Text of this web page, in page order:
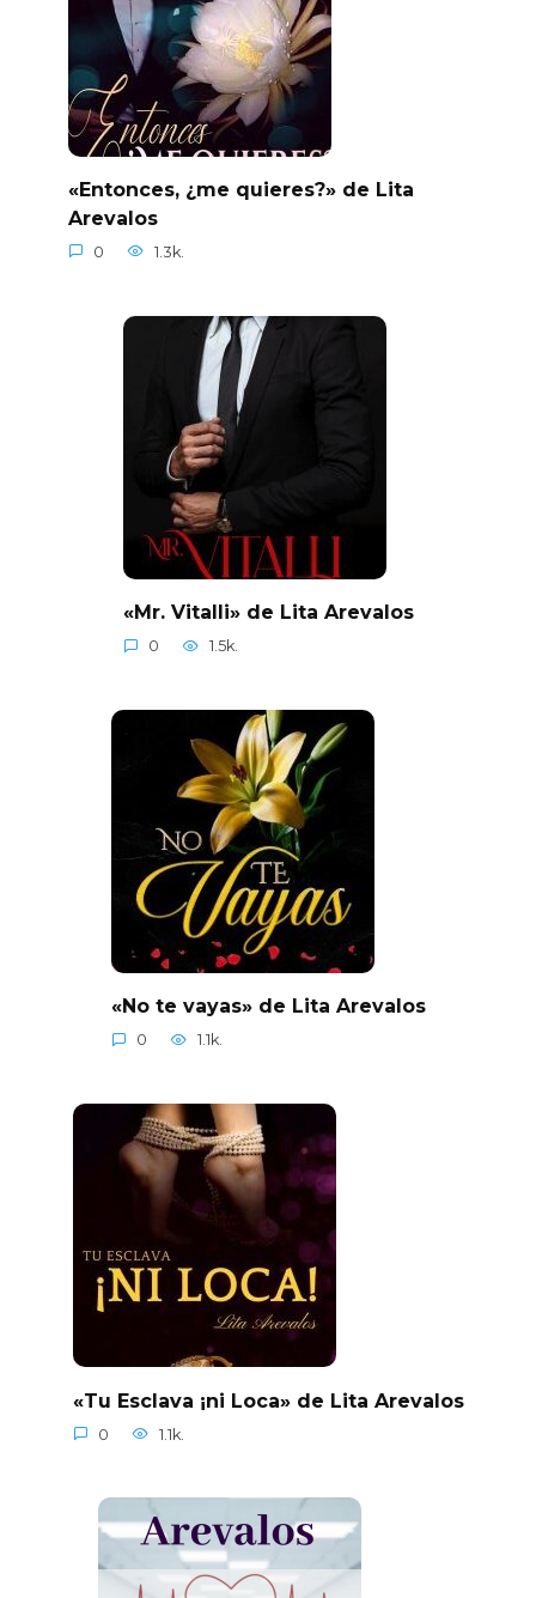
«Entonces, ¿me quieres?» de Lita
Arevalos
0 1.3k.
«Mr. Vitalli» de Lita Arevalos
0 1.5k.
«No te vayas» de Lita Arevalos
0 1.1k.
«Tu Esclava ¡ni Loca» de Lita Arevalos
0 1.1k.